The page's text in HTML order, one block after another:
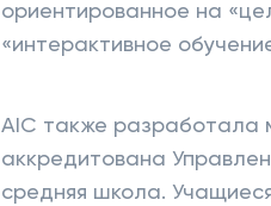
ориентированное на
«интерактивное
AIC также разработала
аккредитована
средняя школа.